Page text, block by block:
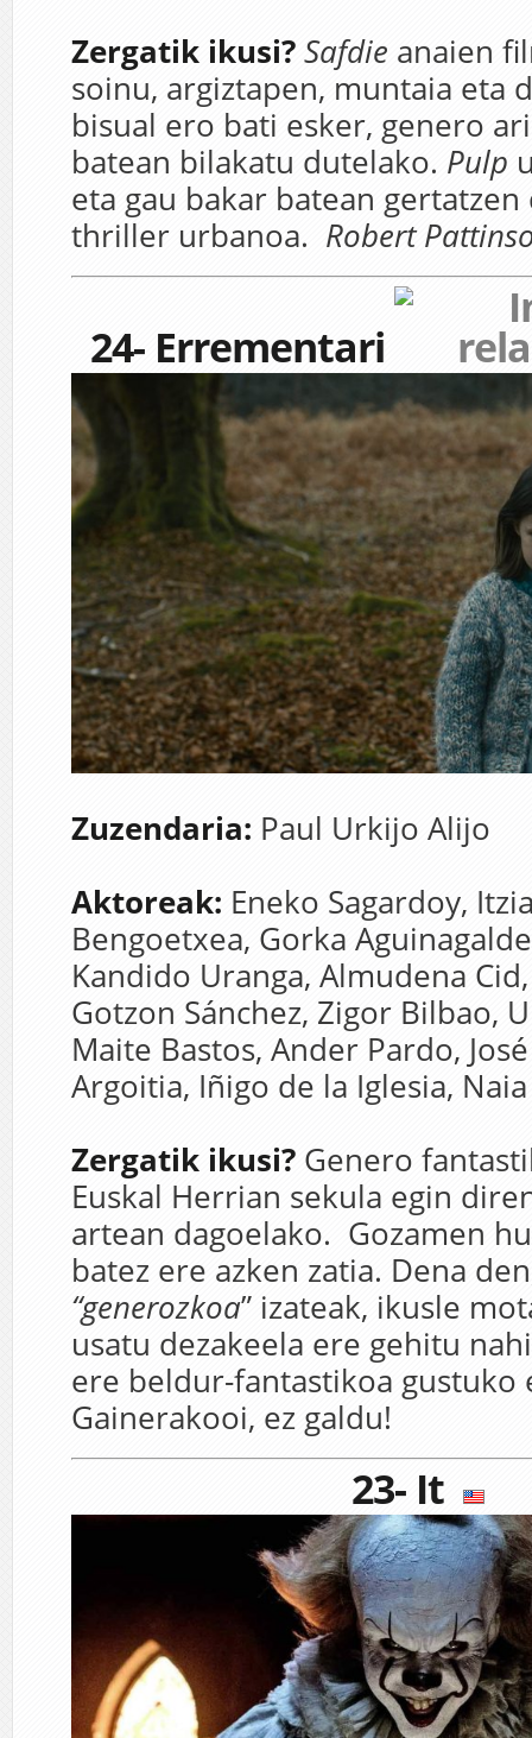
Zergatik ikusi? Safdie anaien
soinu, argiztapen, muntaia eta
bisual ero bati esker, genero
batean bilakatu dutelako. Pulp
eta gau bakar batean
thriller urbanoa. Robert
24- Errementari
Zuzendaria: Paul Urkijo Alijo
Aktoreak: Eneko Sagardoy,
Bengoetxea, Gorka
Kandido Uranga, Almudena
Gotzon Sánchez, Zigor Bilbao,
Maite Bastos, Ander Pardo,
Argoitia, Iñigo de la Iglesia,
Zergatik ikusi? Genero
Euskal Herrian sekula egin
artean dagoelako. Gozamen
batez ere azken zatia. Dena
“generozkoa” izateak, ikusle
usatu dezakeela ere gehitu
ere beldur-fantastikoa gustuko
Gainerakooi, ez galdu!
23- It